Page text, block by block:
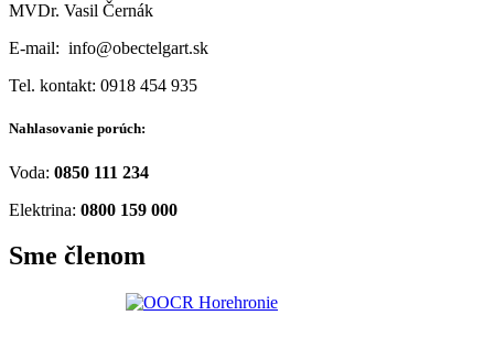
MVDr. Vasil Černák
E-mail: info@obectelgart.sk
Tel. kontakt: 0918 454 935
Nahlasovanie porúch:
Voda: 0850 111 234
Elektrina: 0800 159 000
Sme členom